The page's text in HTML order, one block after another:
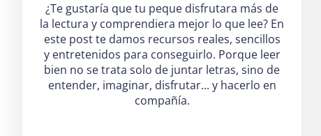
¿Te gustaría que tu peque disfrutara más de
la lectura y comprendiera mejor lo que lee? En
este post te damos recursos reales, sencillos
y entretenidos para conseguirlo. Porque leer
bien no se trata solo de juntar letras, sino de
entender, imaginar, disfrutar... y hacerlo en
compañía.